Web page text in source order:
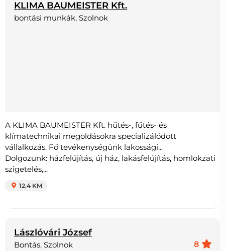
KLIMA BAUMEISTER Kft.
bontási munkák, Szolnok
A KLIMA BAUMEISTER Kft. hűtés-, fűtés- és
klímatechnikai megoldásokra specializálódott
vállalkozás. Fő tevékenységünk lakossági...
Dolgozunk: házfelújítás, új ház, lakásfelújítás, homlokzati
szigetelés,...
12.4 KM
Lászlóvári József
8
Bontás, Szolnok